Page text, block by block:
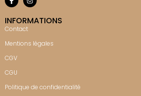
INFORMATIONS
Contact
Mentions légales
CGV
CGU
Politique de confidentialité